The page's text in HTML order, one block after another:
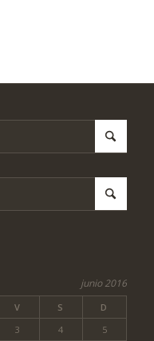
junio 2016
V S
D
3 4
5